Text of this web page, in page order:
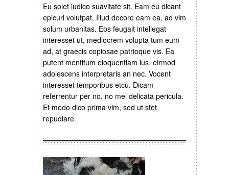
Eu solet iudico suavitate sit. Eam eu dicant
epicuri volutpat. Illud decore eam ea, ad vim
solum urbanitas. Eos feugait intellegat
interesset ut, mediocrem volupta tum eum
ad, at graecis copiosae patrioque vis. Ea
putent mentitum eloquentiam ius, eirmod
adolescens interpretaris an nec. Vocent
interesset temporibus etcu. Dicam
referrentur per no, no mel delicata pericula.
Et modo dico prima vim, sed ut stet
repudiare.